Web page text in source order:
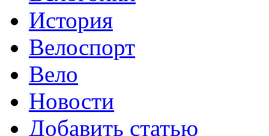
История
Велоспорт
Вело
Новости
Добавить статью